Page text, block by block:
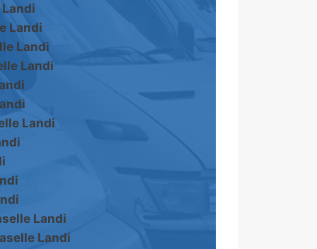
Landi
Landi
Landi
Landi
Landi
Landi